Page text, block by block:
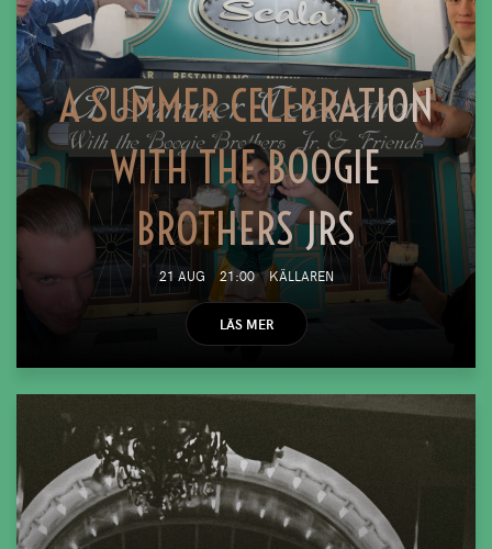
A SUMMER CELEBRATION
WITH THE BOOGIE
BROTHERS JRS
21 AUG 21:00 KÄLLAREN
LÄS MER